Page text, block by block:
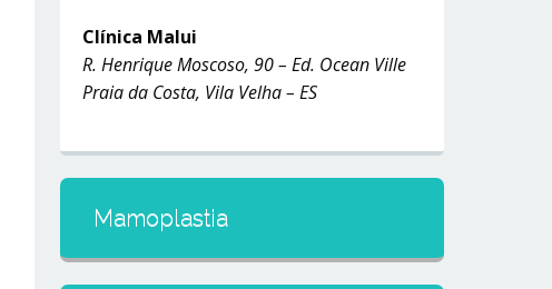
Clínica Malui
R. Henrique Moscoso, 90 – Ed. Ocean Ville
Praia da Costa, Vila Velha – ES
Mamoplastia